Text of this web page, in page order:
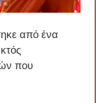
από ένα
που